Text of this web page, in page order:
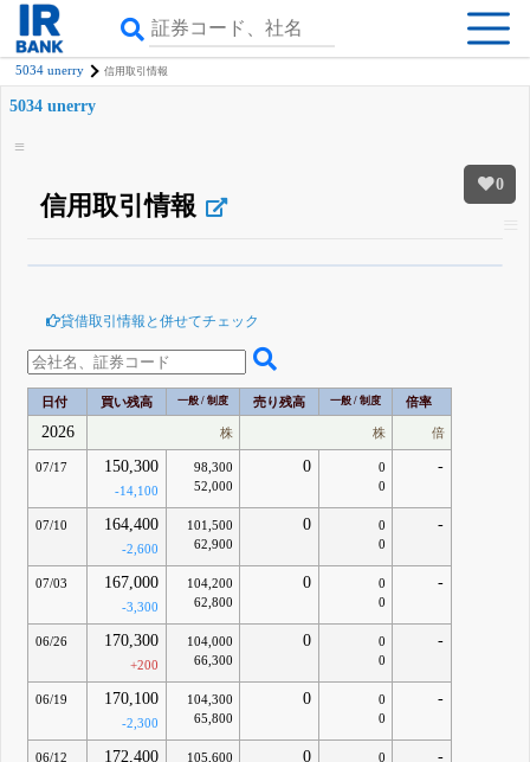
5034 unerry 信用取引情報
0
5034 unerry
信用取引情報
登録すると永久30%OFFと米株版の先行利用も付きます
貸借取引情報と併せてチェック
日付 買い残高 一般 / 制度 売り残高 一般 / 制度 倍率
2026 株 株 倍
07/17 150,300
-14,100
98,300
52,000
0
0
0
-
07/10 164,400
-2,600
101,500
62,900
0
0
0
-
07/03 167,000
-3,300
104,200
62,800
0
0
0
-
06/26 170,300
+200
104,000
66,300
0
0
0
-
06/19 170,100
-2,300
104,300
65,800
0
0
0
-
06/12 172,400
105,600
0
0
-